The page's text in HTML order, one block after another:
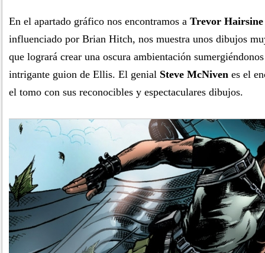
En el apartado gráfico nos encontramos a Trevor Hairsine
influenciado por Brian Hitch, nos muestra unos dibujos
que logrará crear una oscura ambientación
intrigante guion de Ellis. El genial Steve McNiven es el
el tomo con sus reconocibles y espectaculares dibujos.